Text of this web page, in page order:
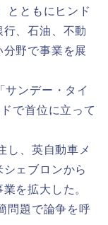
とともにヒンド
、石油、不動
野で事業を展
ンデー・タイ
で首位に立って
し、英自動車メ
ェブロンから
を拡大した。
問題で論争を呼